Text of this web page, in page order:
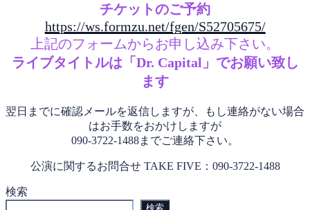
チケットのご予約
https://ws.formzu.net/fgen/S52705675/
上記のフォームからお申し込み下さい。
ライブタイトルは「Dr. Capital」でお願い致し
ます
翌日までに確認メールを返信しますが、もし連絡がない場合
はお手数をおかけしますが
090-3722-1488までご連絡下さい。
公演に関するお問合せ TAKE FIVE：090-3722-1488
検索
検索